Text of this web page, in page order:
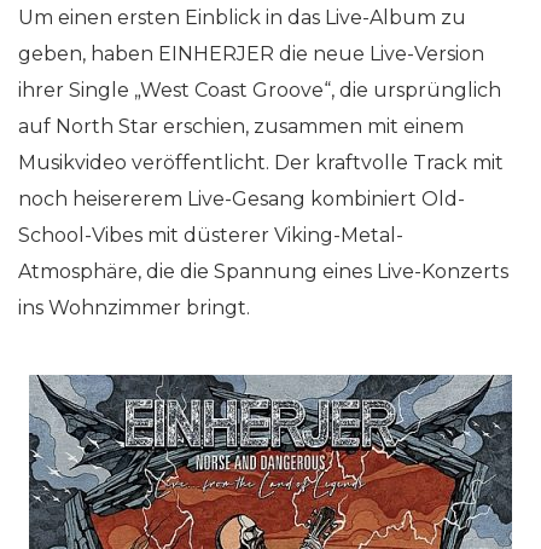
Um einen ersten Einblick in das Live-Album zu
geben, haben EINHERJER die neue Live-Version
ihrer Single „West Coast Groove“, die ursprünglich
auf North Star erschien, zusammen mit einem
Musikvideo veröffentlicht. Der kraftvolle Track mit
noch heisererem Live-Gesang kombiniert Old-
School-Vibes mit düsterer Viking-Metal-
Atmosphäre, die die Spannung eines Live-Konzerts
ins Wohnzimmer bringt.